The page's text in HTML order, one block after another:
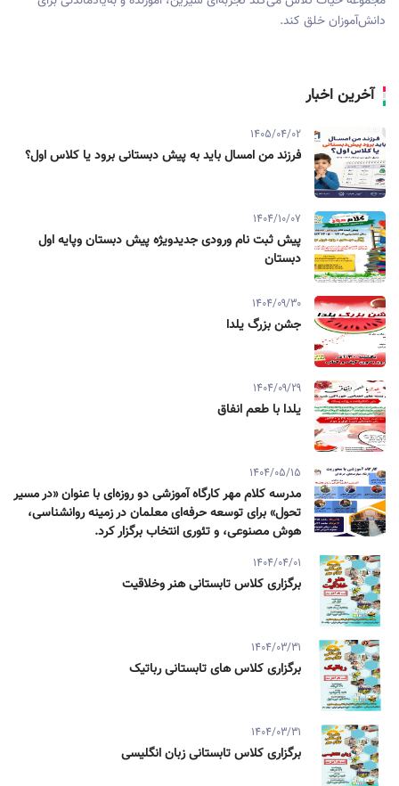
دانش‌آموزان خلق کند.
آخرین اخبار
1405/04/02
فرزند من امسال باید به پیش دبستانی برود یا کلاس اول؟
1404/10/07
پیش ثبت نام ورودی جدیدویژه پیش دبستان وپایه اول
دبستان
1404/09/30
جشن بزرگ یلدا
1404/09/29
یلدا با طعم انفاق
1404/05/15
مدرسه کلام مهر کارگاه آموزشی دو روزه‌ای با عنوان «در مسیر
تحول» برای توسعه حرفه‌ای معلمان در زمینه روانشناسی،
هوش مصنوعی، و تئوری انتخاب برگزار کرد.
1404/04/01
برگزاری کلاس تابستانی هنر وخلاقیت
1404/03/31
برگزاری کلاس های تابستانی رباتیک
1404/03/31
برگزاری کلاس تابستانی زبان انگلیسی